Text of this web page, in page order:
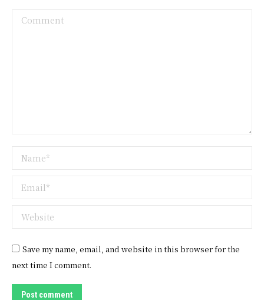
Comment
Name *
Email *
Website
Save my name, email, and website in this browser for the
next time I comment.
Post comment